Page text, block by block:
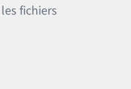
fichiers